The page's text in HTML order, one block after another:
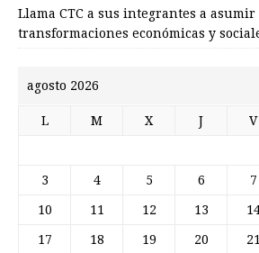
Llama CTC a sus integrantes a
transformaciones económicas y
agosto 2026
L M X J V
3 4 5 6 7
10 11 12 13
17 18 19 20 21